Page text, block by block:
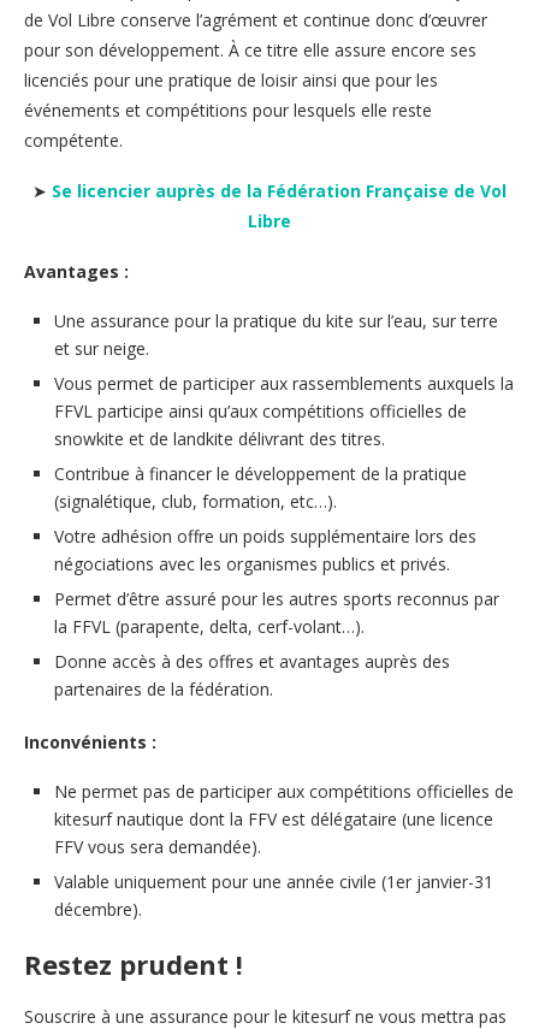
de Vol Libre conserve l’agrément et continue donc d’œuvrer
pour son développement. À ce titre elle assure encore ses
licenciés pour une pratique de loisir ainsi que pour les
événements et compétitions pour lesquels elle reste
compétente.
➤ Se licencier auprès de la Fédération Française de Vol
Libre
Avantages :
Une assurance pour la pratique du kite sur l’eau, sur terre
et sur neige.
Vous permet de participer aux rassemblements auxquels la
FFVL participe ainsi qu’aux compétitions officielles de
snowkite et de landkite délivrant des titres.
Contribue à financer le développement de la pratique
(signalétique, club, formation, etc…).
Votre adhésion offre un poids supplémentaire lors des
négociations avec les organismes publics et privés.
Permet d’être assuré pour les autres sports reconnus par
la FFVL (parapente, delta, cerf-volant…).
Donne accès à des offres et avantages auprès des
partenaires de la fédération.
Inconvénients :
Ne permet pas de participer aux compétitions officielles de
kitesurf nautique dont la FFV est délégataire (une licence
FFV vous sera demandée).
Valable uniquement pour une année civile (1er janvier-31
décembre).
Restez prudent !
Souscrire à une assurance pour le kitesurf ne vous mettra pas